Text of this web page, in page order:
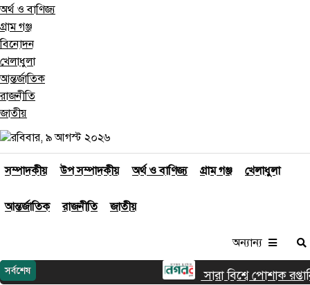
অর্থ ও বাণিজ্য
গ্রাম গঞ্জ
বিনোদন
খেলাধুলা
আন্তর্জাতিক
রাজনীতি
জাতীয়
রবিবার, ৯ আগস্ট ২০২৬
সম্পাদকীয় উপ সম্পাদকীয় অর্থ ও বাণিজ্য গ্রাম গঞ্জ খেলাধুলা
আন্তর্জাতিক রাজনীতি জাতীয়
অন্যান্য
সর্বশেষ সারা বিশ্বে পোশাক